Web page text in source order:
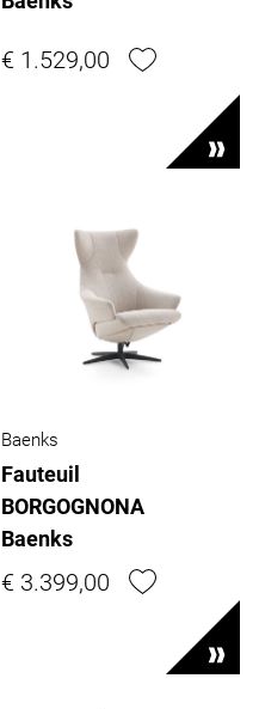
€ 1.529,00
Baenks
Fauteuil
BORGOGNONA
Baenks
€ 3.399,00